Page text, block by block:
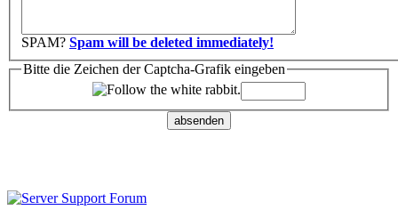
SPAM? Spam will be deleted immediately!
Bitte die Zeichen der Captcha-Grafik eingeben